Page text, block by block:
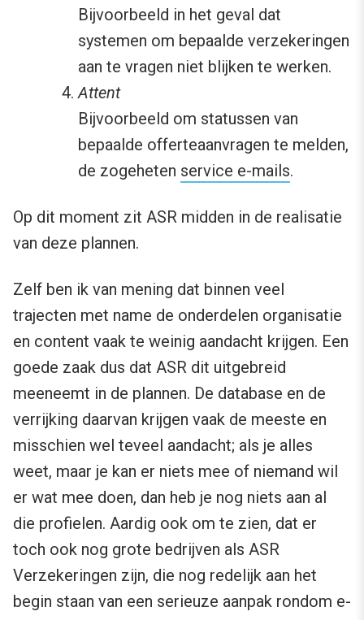
Bijvoorbeeld in het geval dat
systemen om bepaalde verzekeringen
aan te vragen niet blijken te werken.
Attent
Bijvoorbeeld om statussen van
bepaalde offerteaanvragen te melden,
de zogeheten service e-mails.
Op dit moment zit ASR midden in de realisatie
van deze plannen.
Zelf ben ik van mening dat binnen veel
trajecten met name de onderdelen organisatie
en content vaak te weinig aandacht krijgen. Een
goede zaak dus dat ASR dit uitgebreid
meeneemt in de plannen. De database en de
verrijking daarvan krijgen vaak de meeste en
misschien wel teveel aandacht; als je alles
weet, maar je kan er niets mee of niemand wil
er wat mee doen, dan heb je nog niets aan al
die profielen. Aardig ook om te zien, dat er
toch ook nog grote bedrijven als ASR
Verzekeringen zijn, die nog redelijk aan het
begin staan van een serieuze aanpak rondom e-